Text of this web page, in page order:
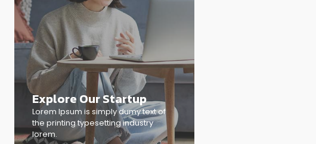
Explore Our Startup
Lorem Ipsum is simply dumy text of
the printing typesetting industry
lorem.